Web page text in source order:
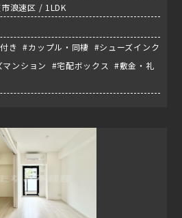
浪速区 / 1LDK
き #カップル・同棲 #シューズインク
マンション #宅配ボックス #敷金・礼